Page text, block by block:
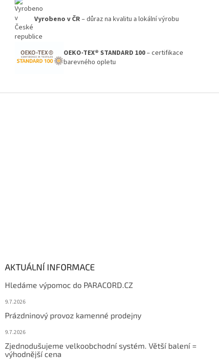
Vyrobeno v ČR– důraz na kvalitu a lokální výrobu
OEKO-TEX® STANDARD 100– certifikace
barevného opletu
AKTUÁLNÍ INFORMACE
Hledáme výpomoc do PARACORD.CZ
9.7.2026
Prázdninový provoz kamenné prodejny
9.7.2026
Zjednodušujeme velkoobchodní systém. Větší balení =
výhodnější cena